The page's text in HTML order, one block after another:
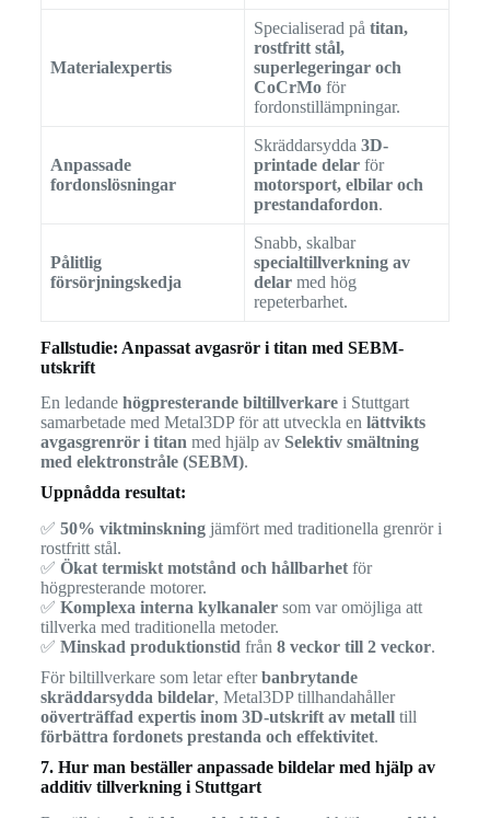
Materialexpertis
Specialiserad på titan,
rostfritt stål,
superlegeringar och
CoCrMoför
fordonstillämpningar.
Anpassade
fordonslösningar
Skräddarsydda 3D-
printade delarför
motorsport, elbilar och
prestandafordon.
Pålitlig
försörjningskedja
Snabb, skalbar
specialtillverkning av
delarmed hög
repeterbarhet.
Fallstudie: Anpassat avgasrör i titan med SEBM-
utskrift
En ledande högpresterande biltillverkarei Stuttgart
samarbetade med Metal3DP för att utveckla en lättvikts
avgasgrenrör i titan med hjälp av Selektiv smältning
med elektronstråle (SEBM).
Uppnådda resultat:
✅ 50% viktminskningjämfört med traditionella grenrör i
rostfritt stål.
✅ Ökat termiskt motstånd och hållbarhetför
högpresterande motorer.
✅ Komplexa interna kylkanalersom var omöjliga att
tillverka med traditionella metoder.
✅ Minskad produktionstid från 8 veckor till 2 veckor.
För biltillverkare som letar efterbanbrytande
skräddarsydda bildelar, Metal3DP tillhandahåller
oöverträffad expertis inom 3D-utskrift av metalltill
förbättra fordonets prestanda och effektivitet.
7. Hur man beställer anpassade bildelar med hjälp av
additiv tillverkning i Stuttgart